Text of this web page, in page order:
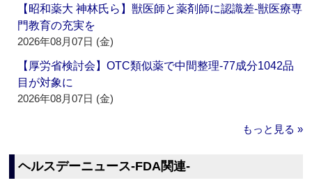
【昭和薬大 神林氏ら】獣医師と薬剤師に認識差‐獣医療専
門教育の充実を
2026年08月07日 (金)
【厚労省検討会】OTC類似薬で中間整理‐77成分1042品
目が対象に
2026年08月07日 (金)
もっと見る »
ヘルスデーニュース‐FDA関連‐